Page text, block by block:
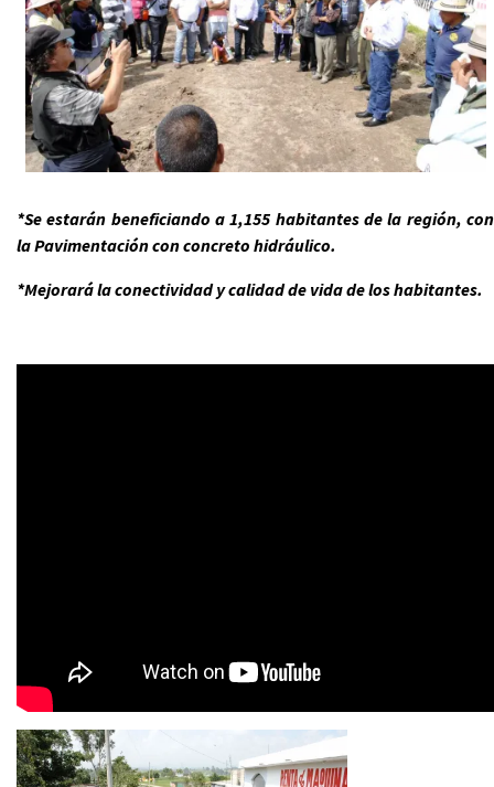
*Se estarán beneficiando a 1,155 habitantes de la región, con
la Pavimentación con concreto hidráulico.
*Mejorará la conectividad y calidad de vida de los habitantes.